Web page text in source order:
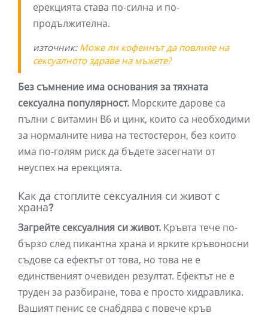
ерекцията става по-силна и по-
продължителна.
източник: Може ли кофеинът да повлияе на
сексуалното здраве на мъжете?
Без съмнение има основания за тяхната
сексуална популярност. Морските дарове са
пълни с витамин В6 и цинк, които са необходими
за нормалните нива на тестостерон, без които
има по-голям риск да бъдете засегнати от
неуспех на ерекцията.
Как да стоплите сексуалния си живот с
храна?
Загрейте сексуалния си живот. Кръвта тече по-
бързо след пикантна храна и ярките кръвоносни
съдове са ефектът от това, но това не е
единственият очевиден резултат. Ефектът не е
труден за разбиране, това е просто хидравлика.
Вашият пенис се снабдява с повече кръв